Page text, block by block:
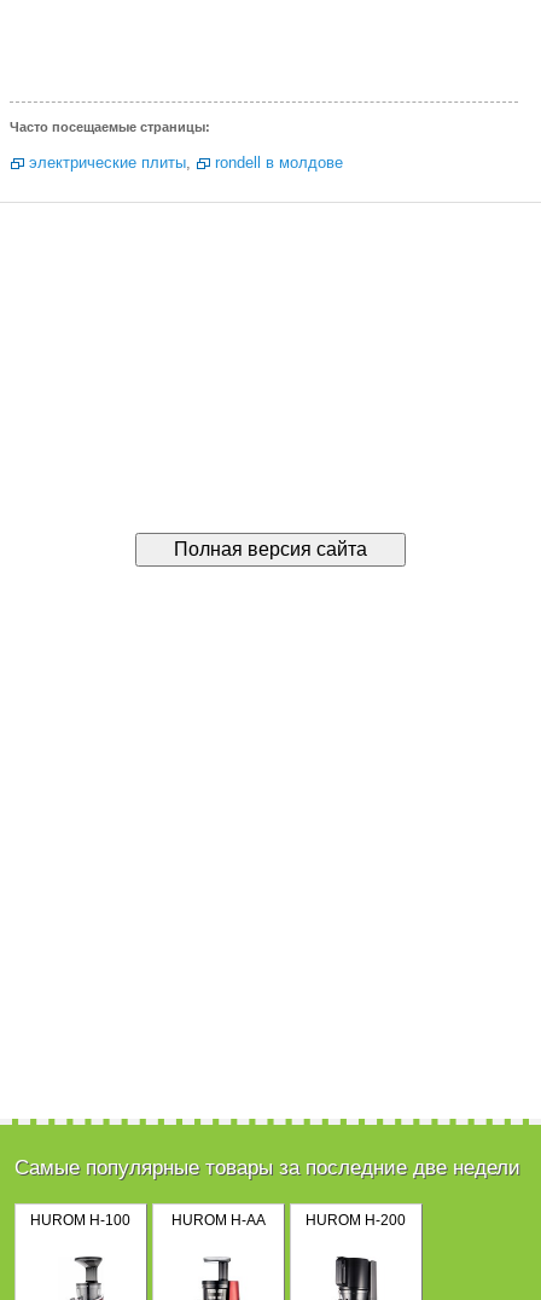
Часто посещаемые страницы:
электрические плиты, rondell в молдове
Самые популярные товары за последние две недели
HUROM H-100 HUROM H-AA HUROM H-200